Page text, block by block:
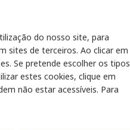
do nosso site, para
sites de terceiros. Ao clicar em
Se pretende escolher os tipos
estes cookies, clique em
não estar acessíveis. Para